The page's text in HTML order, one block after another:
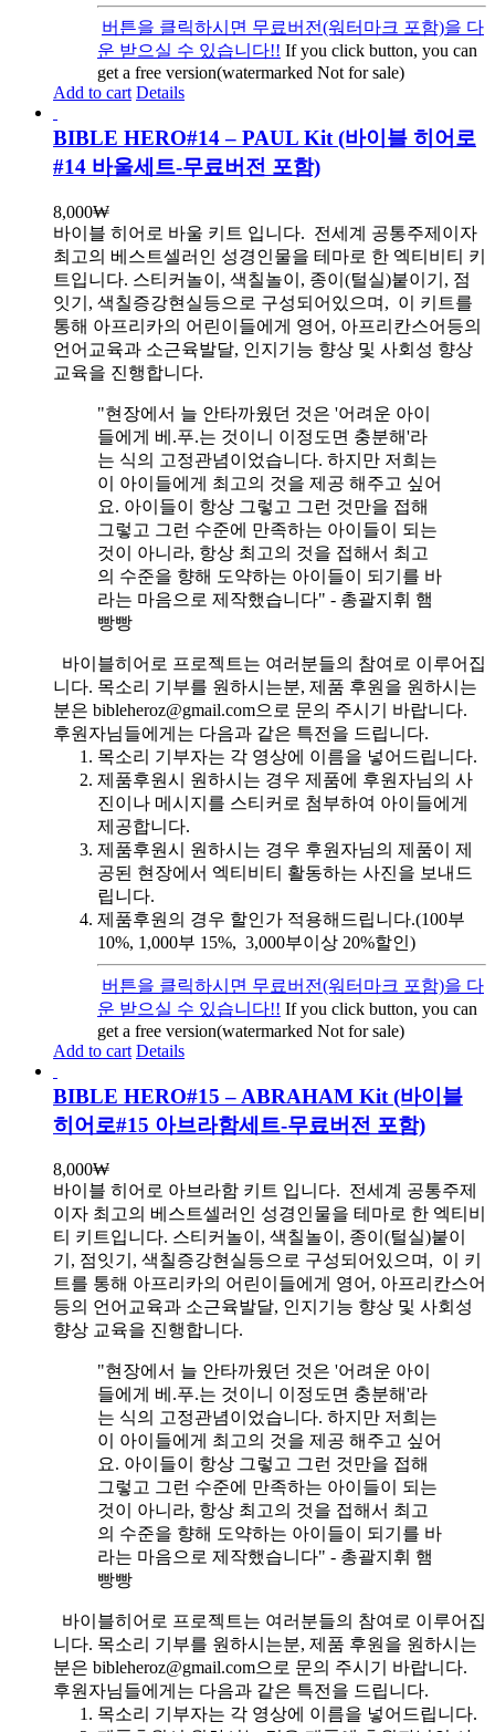
버튼을 클릭하시면 무료버전(워터마크 포함)을 다
운 받으실 수 있습니다!! If you click button, you can
get a free version(watermarked Not for sale)
Add to cart Details
BIBLE HERO#14 – PAUL Kit (바이블 히어로
#14 바울세트-무료버전 포함)
8,000₩
바이블 히어로 바울 키트 입니다. 전세계 공통주제이자
최고의 베스트셀러인 성경인물을 테마로 한 엑티비티 키
트입니다. 스티커놀이, 색칠놀이, 종이(털실)붙이기, 점
잇기, 색칠증강현실등으로 구성되어있으며, 이 키트를
통해 아프리카의 어린이들에게 영어, 아프리칸스어등의
언어교육과 소근육발달, 인지기능 향상 및 사회성 향상
교육을 진행합니다.
"현장에서 늘 안타까웠던 것은 '어려운 아이
들에게 베.푸.는 것이니 이정도면 충분해'라
는 식의 고정관념이었습니다. 하지만 저희는
이 아이들에게 최고의 것을 제공 해주고 싶어
요. 아이들이 항상 그렇고 그런 것만을 접해
그렇고 그런 수준에 만족하는 아이들이 되는
것이 아니라, 항상 최고의 것을 접해서 최고
의 수준을 향해 도약하는 아이들이 되기를 바
라는 마음으로 제작했습니다" - 총괄지휘 햄
빵빵
바이블히어로 프로젝트는 여러분들의 참여로 이루어집
니다. 목소리 기부를 원하시는분, 제품 후원을 원하시는
분은 bibleheroz@gmail.com으로 문의 주시기 바랍니다.
후원자님들에게는 다음과 같은 특전을 드립니다.
목소리 기부자는 각 영상에 이름을 넣어드립니다.
제품후원시 원하시는 경우 제품에 후원자님의 사
진이나 메시지를 스티커로 첨부하여 아이들에게
제공합니다.
제품후원시 원하시는 경우 후원자님의 제품이 제
공된 현장에서 엑티비티 활동하는 사진을 보내드
립니다.
제품후원의 경우 할인가 적용해드립니다.(100부
10%, 1,000부 15%, 3,000부이상 20%할인)
버튼을 클릭하시면 무료버전(워터마크 포함)을 다
운 받으실 수 있습니다!! If you click button, you can
get a free version(watermarked Not for sale)
Add to cart Details
BIBLE HERO#15 – ABRAHAM Kit (바이블
히어로#15 아브라함세트-무료버전 포함)
8,000₩
바이블 히어로 아브라함 키트 입니다. 전세계 공통주제
이자 최고의 베스트셀러인 성경인물을 테마로 한 엑티비
티 키트입니다. 스티커놀이, 색칠놀이, 종이(털실)붙이
기, 점잇기, 색칠증강현실등으로 구성되어있으며, 이 키
트를 통해 아프리카의 어린이들에게 영어, 아프리칸스어
등의 언어교육과 소근육발달, 인지기능 향상 및 사회성
향상 교육을 진행합니다.
"현장에서 늘 안타까웠던 것은 '어려운 아이
들에게 베.푸.는 것이니 이정도면 충분해'라
는 식의 고정관념이었습니다. 하지만 저희는
이 아이들에게 최고의 것을 제공 해주고 싶어
요. 아이들이 항상 그렇고 그런 것만을 접해
그렇고 그런 수준에 만족하는 아이들이 되는
것이 아니라, 항상 최고의 것을 접해서 최고
의 수준을 향해 도약하는 아이들이 되기를 바
라는 마음으로 제작했습니다" - 총괄지휘 햄
빵빵
바이블히어로 프로젝트는 여러분들의 참여로 이루어집
니다. 목소리 기부를 원하시는분, 제품 후원을 원하시는
분은 bibleheroz@gmail.com으로 문의 주시기 바랍니다.
후원자님들에게는 다음과 같은 특전을 드립니다.
목소리 기부자는 각 영상에 이름을 넣어드립니다.